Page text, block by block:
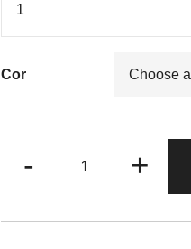
1
Cor
-
Clara
+